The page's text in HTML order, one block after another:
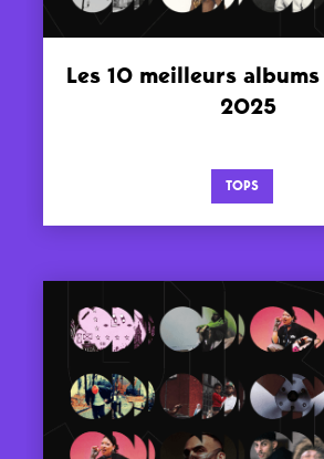
Les 10 meilleurs
2025
TOPS